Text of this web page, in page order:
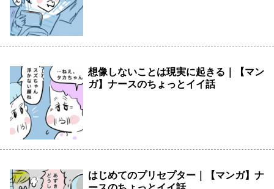
想像しないことは現実に起きる｜【マン
ガ】ナースのちょっとイイ話
はじめてのプリセプター｜【マンガ】ナ